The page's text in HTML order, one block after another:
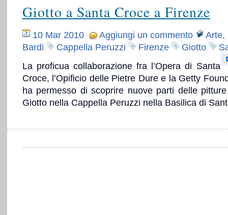
Giotto a Santa Croce a Firenze
10 Mar 2010 Aggiungi un commento Arte,
Bardi
Cappella Peruzzi Firenze Giotto
La proficua collaborazione fra l’Opera di Santa
Croce, l’Opificio delle Pietre Dure e la Getty
ha permesso di scoprire nuove parti delle
Giotto nella Cappella Peruzzi nella Basilica di